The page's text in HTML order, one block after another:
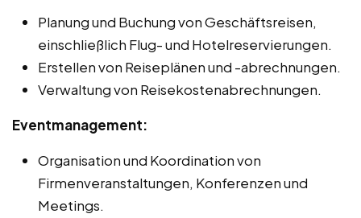
Planung und Buchung von Geschäftsreisen,
einschließlich Flug- und Hotelreservierungen.
Erstellen von Reiseplänen und -abrechnungen.
Verwaltung von Reisekostenabrechnungen.
Eventmanagement:
Organisation und Koordination von
Firmenveranstaltungen, Konferenzen und
Meetings.